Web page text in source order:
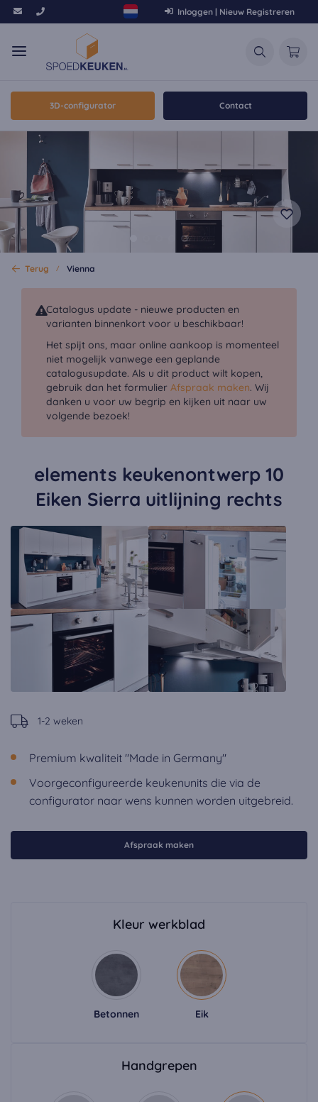
Inloggen | Nieuw Registreren
3D-configurator Contact
Terug Vienna
Catalogus update - nieuwe producten en
varianten binnenkort voor u beschikbaar!
Het spijt ons, maar online aankoop is momenteel
niet mogelijk vanwege een geplande
catalogusupdate. Als u dit product wilt kopen,
gebruik dan het formulier Afspraak maken. Wij
danken u voor uw begrip en kijken uit naar uw
volgende bezoek!
elements keukenontwerp 10
Eiken Sierra uitlijning rechts
1-2 weken
Premium kwaliteit "Made in Germany"
Voorgeconfigureerde keukenunits die via de
configurator naar wens kunnen worden uitgebreid.
Afspraak maken
Kleur werkblad
Betonnen Eik
Handgrepen